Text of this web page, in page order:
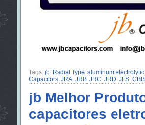
Tags: jb Radial Type aluminum
Capacitors JRA JRB JRC JRD JFS
jb Melhor
capacitores